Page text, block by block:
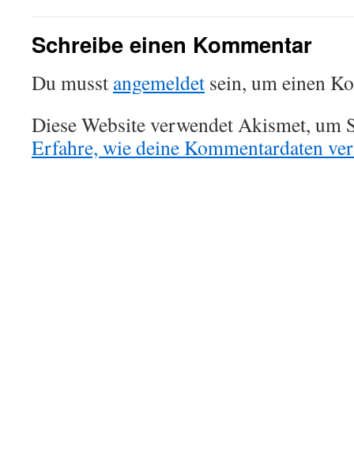
Schreibe einen Kommentar
Du musst angemeldet sein, um einen
Diese Website verwendet Akismet, um
Erfahre, wie deine Kommentardaten